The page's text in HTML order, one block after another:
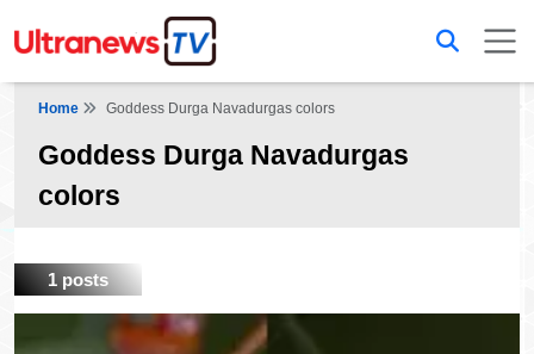
Home Goddess Durga Navadurgas colors
Goddess Durga Navadurgas
colors
1 posts